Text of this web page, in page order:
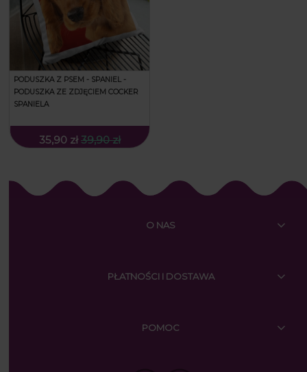
PODUSZKA Z PSEM - SPANIEL -
PODUSZKA ZE ZDJĘCIEM COCKER
SPANIELA
35,90 zł 39,90 zł
O NAS
PŁATNOŚCI I DOSTAWA
POMOC